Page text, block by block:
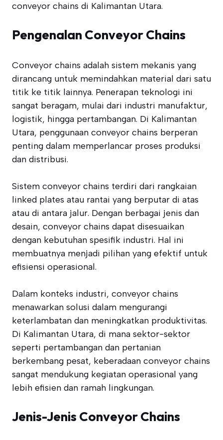
conveyor chains di Kalimantan Utara.
Pengenalan Conveyor Chains
Conveyor chains adalah sistem mekanis yang
dirancang untuk memindahkan material dari satu
titik ke titik lainnya. Penerapan teknologi ini
sangat beragam, mulai dari industri manufaktur,
logistik, hingga pertambangan. Di Kalimantan
Utara, penggunaan conveyor chains berperan
penting dalam memperlancar proses produksi
dan distribusi.
Sistem conveyor chains terdiri dari rangkaian
linked plates atau rantai yang berputar di atas
atau di antara jalur. Dengan berbagai jenis dan
desain, conveyor chains dapat disesuaikan
dengan kebutuhan spesifik industri. Hal ini
membuatnya menjadi pilihan yang efektif untuk
efisiensi operasional.
Dalam konteks industri, conveyor chains
menawarkan solusi dalam mengurangi
keterlambatan dan meningkatkan produktivitas.
Di Kalimantan Utara, di mana sektor-sektor
seperti pertambangan dan pertanian
berkembang pesat, keberadaan conveyor chains
sangat mendukung kegiatan operasional yang
lebih efisien dan ramah lingkungan.
Jenis-Jenis Conveyor Chains